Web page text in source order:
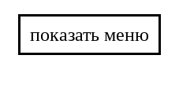
показать меню